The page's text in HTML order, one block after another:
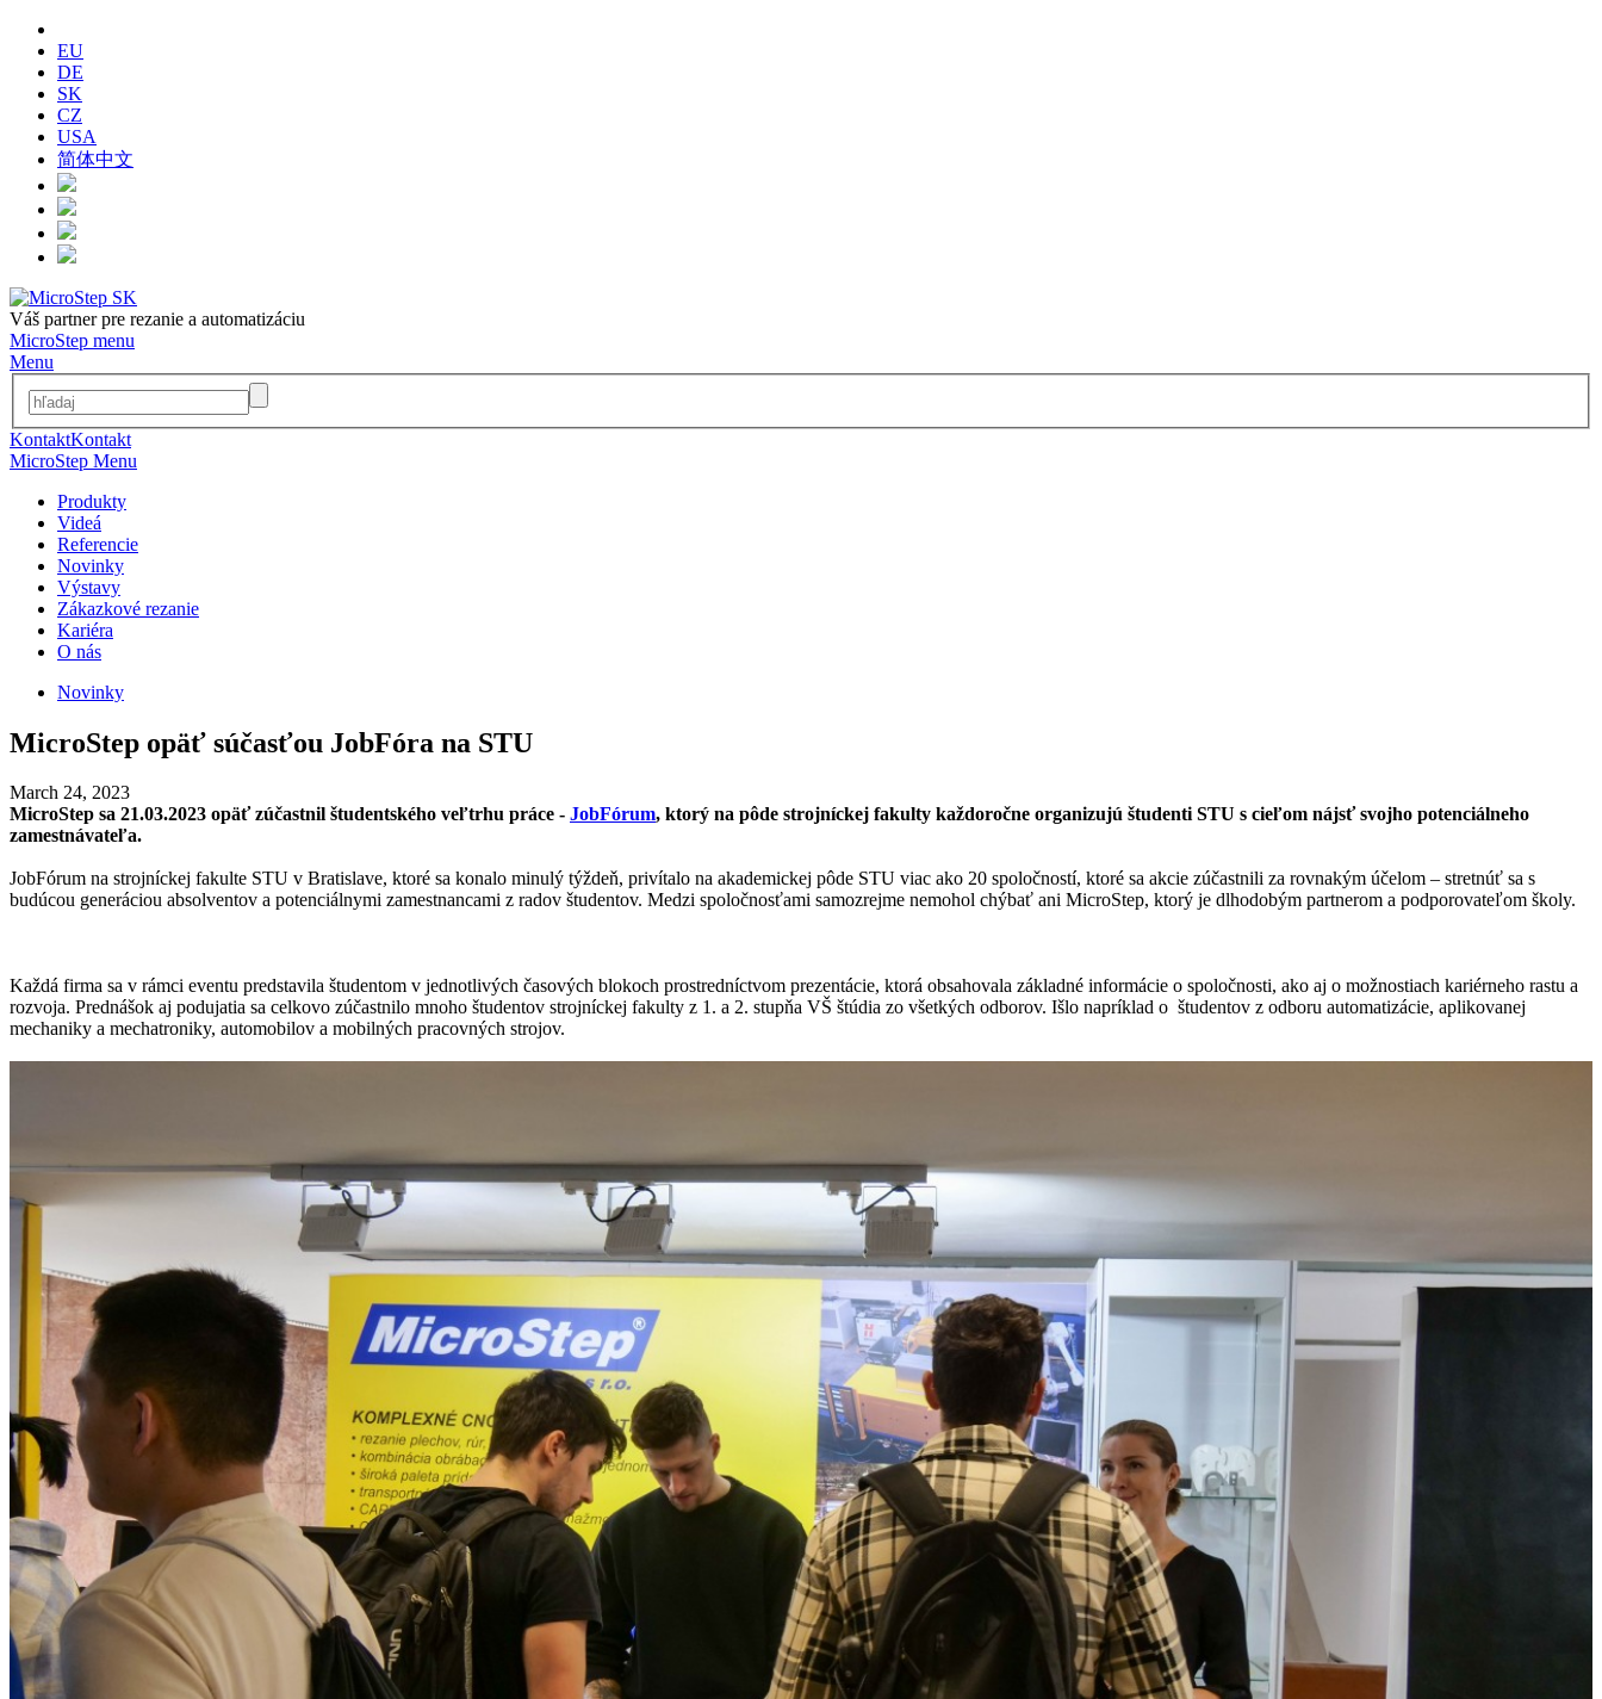
EU
DE
SK
CZ
USA
简体中文
Váš partner pre rezanie a automatizáciu
MicroStep menu
Menu
KontaktKontakt
MicroStep Menu
Produkty
Videá
Referencie
Novinky
Výstavy
Zákazkové rezanie
Kariéra
O nás
Novinky
MicroStep opäť súčasťou JobFóra na STU
March 24, 2023
MicroStep sa 21.03.2023 opäť zúčastnil študentského veľtrhu práce - JobFórum, ktorý na pôde strojníckej fakulty každoročne organizujú študenti STU s cieľom nájsť svojho potenciálneho
zamestnávateľa.
JobFórum na strojníckej fakulte STU v Bratislave, ktoré sa konalo minulý týždeň, privítalo na akademickej pôde STU viac ako 20 spoločností, ktoré sa akcie zúčastnili za rovnakým účelom – stretnúť sa s
budúcou generáciou absolventov a potenciálnymi zamestnancami z radov študentov. Medzi spoločnosťami samozrejme nemohol chýbať ani MicroStep, ktorý je dlhodobým partnerom a podporovateľom školy.
Každá firma sa v rámci eventu predstavila študentom v jednotlivých časových blokoch prostredníctvom prezentácie, ktorá obsahovala základné informácie o spoločnosti, ako aj o možnostiach kariérneho rastu a
rozvoja. Prednášok aj podujatia sa celkovo zúčastnilo mnoho študentov strojníckej fakulty z 1. a 2. stupňa VŠ štúdia zo všetkých odborov. Išlo napríklad o študentov z odboru automatizácie, aplikovanej
mechaniky a mechatroniky, automobilov a mobilných pracovných strojov.